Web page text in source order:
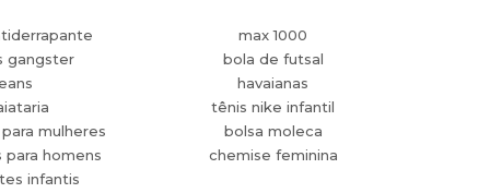
gangster
mulheres
homens
infantis
max 1000
bola de futsal
havaianas
tênis nike infantil
bolsa moleca
chemise feminina